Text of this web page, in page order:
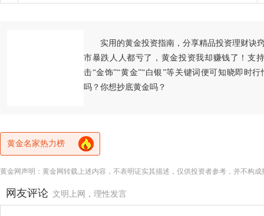
实用的黄金投资指南，分享精品投资理财诀
市暴跌人人都亏了，黄金投资我却赚钱了！支
击“金饰”“黄金”“白银”等关键词便可知晓即时
吗？你想抄底黄金吗？
黄金名家热力榜
黄金网声明：黄金网转载上述内容，不表明证实其描述，仅供投资者参考，并不构
网友评论 文明上网，理性发言